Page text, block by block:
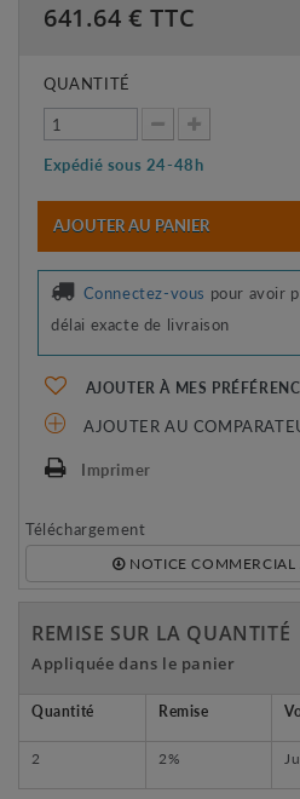
641.64 € TTC
QUANTITÉ
Expédié sous 24-48h
AJOUTER AU PANIER
Connectez-vous pour avoir
délai exacte de livraison
AJOUTER À MES
AJOUTER AU
Imprimer
Téléchargement
NOTICE
REMISE SUR LA QUANTITÉ
Appliquée dans le panier
Quantité Remise
2 2%